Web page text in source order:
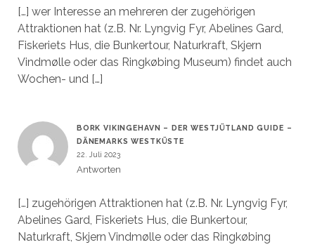
[…] wer Interesse an mehreren der zugehörigen
Attraktionen hat (z.B. Nr. Lyngvig Fyr, Abelines Gard,
Fiskeriets Hus, die Bunkertour, Naturkraft, Skjern
Vindmølle oder das Ringkøbing Museum) findet auch
Wochen- und […]
BORK VIKINGEHAVN – DER WESTJÜTLAND GUIDE –
DÄNEMARKS WESTKÜSTE
22. Juli 2023
Antworten
[…] zugehörigen Attraktionen hat (z.B. Nr. Lyngvig Fyr,
Abelines Gard, Fiskeriets Hus, die Bunkertour,
Naturkraft, Skjern Vindmølle oder das Ringkøbing